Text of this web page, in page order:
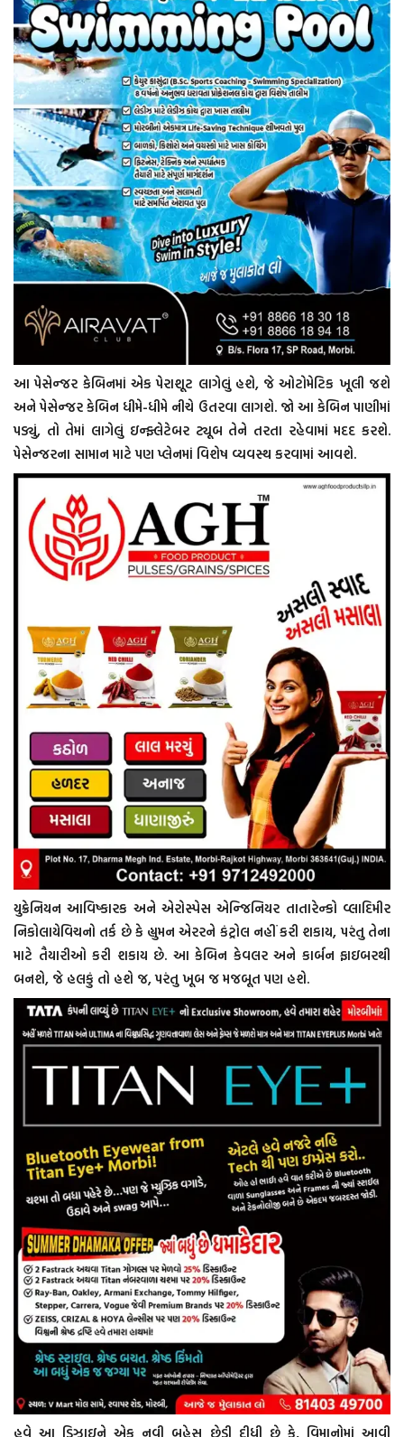
આ પેસેન્જર કેબિનમાં એક પેરાશૂટ લાગેલું હશે, જે ઓટોમેટિક ખૂલી જશે
અને પેસેન્જર કેબિન ધીમે-ધીમે નીચે ઉતરવા લાગશે. જો આ કેબિન પાણીમાં
પડ્યું, તો તેમાં લાગેલું ઇન્ફ્લેટેબર ટ્યૂબ તેને તરતા રહેવામાં મદદ કરશે.
પેસેન્જરના સામાન માટે પણ પ્લેનમાં વિશેષ વ્યવસ્થ કરવામાં આવશે.
યુક્રેનિયન આવિષ્કારક અને એરોસ્પેસ એન્જિનિયર તાતારેન્કો વ્લાદિમીર
નિકોલાયેવિચનો તર્ક છે કે હ્યુમન એરરને કંટ્રોલ નહીં કરી શકાય, પરંતુ તેના
માટે તૈયારીઓ કરી શકાય છે. આ કેબિન કેવલર અને કાર્બન ફાઇબરથી
બનશે, જે હલકું તો હશે જ, પરંતુ ખૂબ જ મજબૂત પણ હશે.